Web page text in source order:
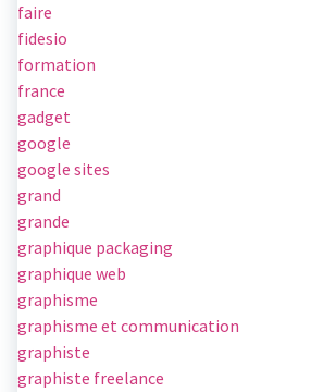
faire
fidesio
formation
france
gadget
google
google sites
grand
grande
graphique packaging
graphique web
graphisme
graphisme et communication
graphiste
graphiste freelance